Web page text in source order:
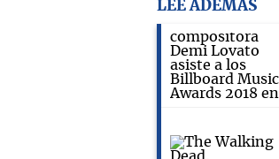
LEE ADEMÁS